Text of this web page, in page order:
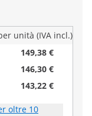
unità (IVA incl.)
149,38 €
146,30 €
143,22 €
oltre 10